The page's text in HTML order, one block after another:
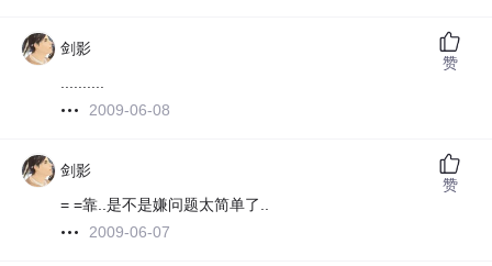
剑影
..........
2009-06-08
赞
剑影
= =靠..是不是嫌问题太简单了..
2009-06-07
赞